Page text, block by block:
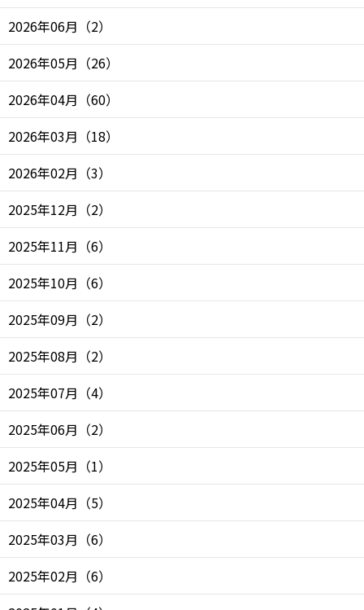
2026年06月 （2）
2026年05月 （26）
2026年04月 （60）
2026年03月 （18）
2026年02月 （3）
2025年12月 （2）
2025年11月 （6）
2025年10月 （6）
2025年09月 （2）
2025年08月 （2）
2025年07月 （4）
2025年06月 （2）
2025年05月 （1）
2025年04月 （5）
2025年03月 （6）
2025年02月 （6）